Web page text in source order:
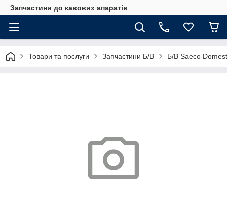
Запчастини до кавових апаратів
Товари та послуги Запчастини Б/В Б/В Saeco